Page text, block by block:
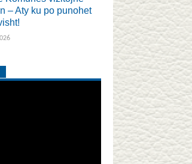
– Aty ku po punohet